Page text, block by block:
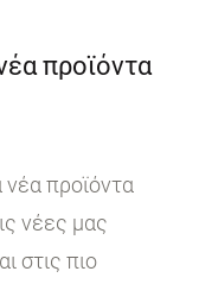
προϊόντα
προϊόντα
νέες μας
στις πιο